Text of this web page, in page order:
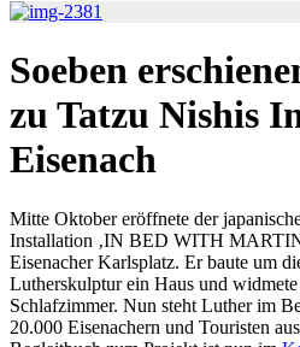
Soeben
zu Tatzu Nishis
Eisenach
Mitte Oktober eröffnete der
Installation ‚IN BED WITH
Eisenacher Karlsplatz. Er baute um
Lutherskulptur ein Haus und
Schlafzimmer. Nun steht Luther im
20.000 Eisenachern und Touristen